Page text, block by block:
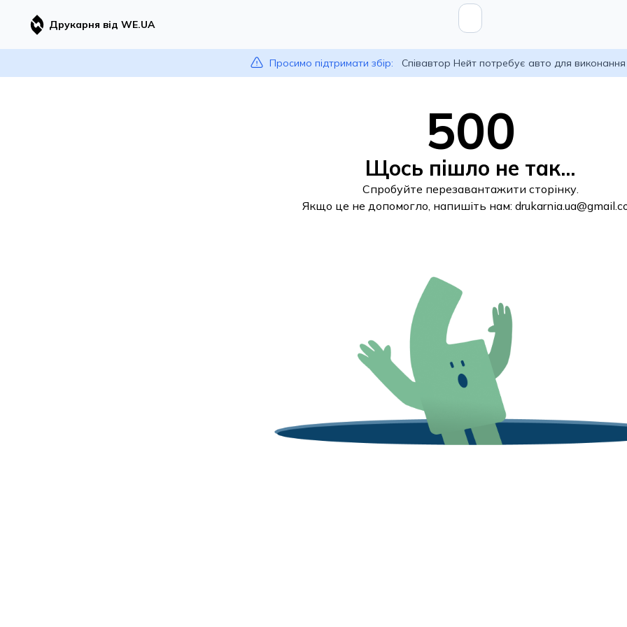
Друкарня від WE.UA
Просимо підтримати збір: Співавтор Нейт потребує авто для
500
Щось пішло не так...
Спробуйте перезавантажити сторінку.
Якщо це не допомогло, напишіть нам: